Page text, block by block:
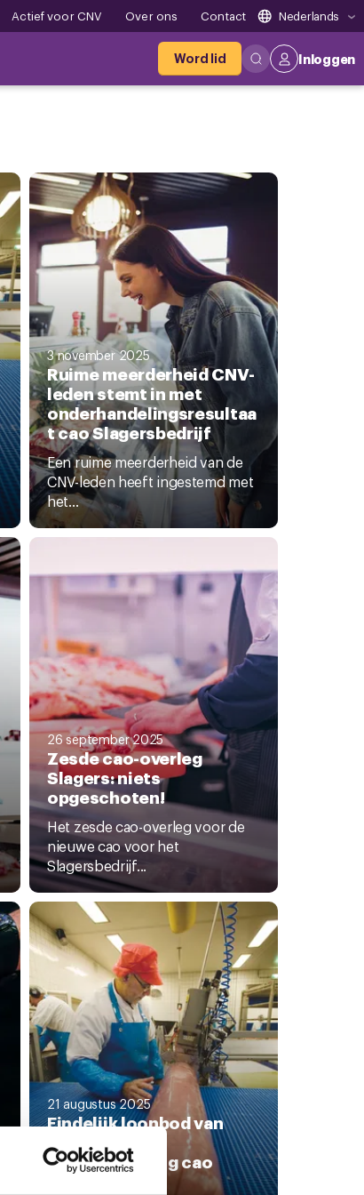
Actief voor CNV Over ons Contact Nederlands
Word lid Inloggen
3 november 2025
Ruime meerderheid CNV-
leden stemt in met
onderhandelingsresultaa
t cao Slagersbedrijf
Een ruime meerderheid van de
CNV-leden heeft ingestemd met
het...
26 september 2025
Zesde cao-overleg
Slagers: niets
opgeschoten!
Het zesde cao-overleg voor de
nieuwe cao voor het
Slagersbedrijf...
21 augustus 2025
Eindelijk loonbod van
onderhandeling cao
Slagersbedrijf